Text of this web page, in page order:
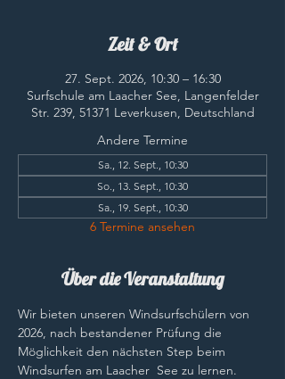
Zeit & Ort
27. Sept. 2026, 10:30 – 16:30
Surfschule am Laacher See, Langenfelder
Str. 239, 51371 Leverkusen, Deutschland
Andere Termine
Sa., 12. Sept., 10:30
So., 13. Sept., 10:30
Sa., 19. Sept., 10:30
6 Termine ansehen
Über die Veranstaltung
Wir bieten unseren Windsurfschülern von
2026, nach bestandener Prüfung die
Möglichkeit den nächsten Step beim
Windsurfen am Laacher  See zu lernen.